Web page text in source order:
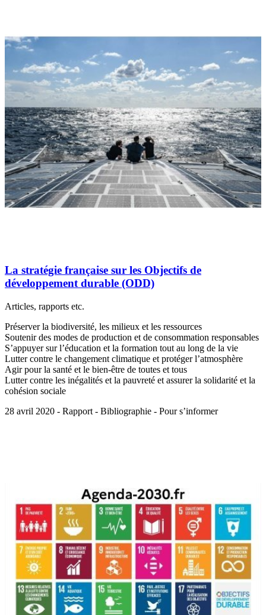
La stratégie française sur les Objectifs de
développement durable (ODD)
Articles, rapports etc.
Préserver la biodiversité, les milieux et les ressources
Soutenir des modes de production et de consommation responsables
S’appuyer sur l’éducation et la formation tout au long de la vie
Lutter contre le changement climatique et protéger l’atmosphère
Agir pour la santé et le bien-être de toutes et tous
Lutter contre les inégalités et la pauvreté et assurer la solidarité et la
cohésion sociale
28 avril 2020 - Rapport - Bibliographie - Pour s’informer